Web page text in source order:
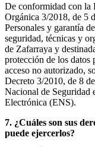
De conformidad con la
Orgánica 3/2018, de 5
Personales y garantía
seguridad, técnicas y
de Zafarraya y
protección de los datos
acceso no autorizado,
Decreto 3/2010, de 8
Nacional de Seguridad
Electrónica (ENS).
7. ¿Cuáles son sus
puede ejercerlos?